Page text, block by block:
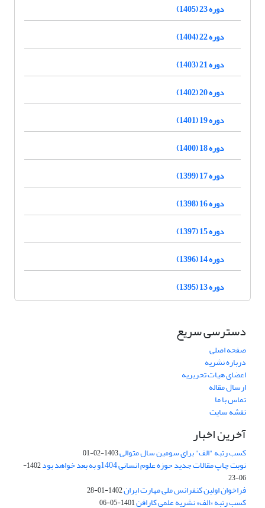
دوره 23 (1405)
دوره 22 (1404)
دوره 21 (1403)
دوره 20 (1402)
دوره 19 (1401)
دوره 18 (1400)
دوره 17 (1399)
دوره 16 (1398)
دوره 15 (1397)
دوره 14 (1396)
دوره 13 (1395)
دسترسی سریع
صفحه اصلی
درباره نشریه
اعضای هیات تحریریه
ارسال مقاله
تماس با ما
نقشه سایت
آخرین اخبار
کسب رتبه "الف" برای سومین سال متوالی1403-02-01
نوبت چاپ مقالات جدید حوزه علوم انسانی 1404و به بعد خواهد بود
1402-
06-23
فراخوان اولین کنفرانس ملی مهارت ایران1402-01-28
کسب رتبه «الف» نشریه علمی کارافن1401-05-06